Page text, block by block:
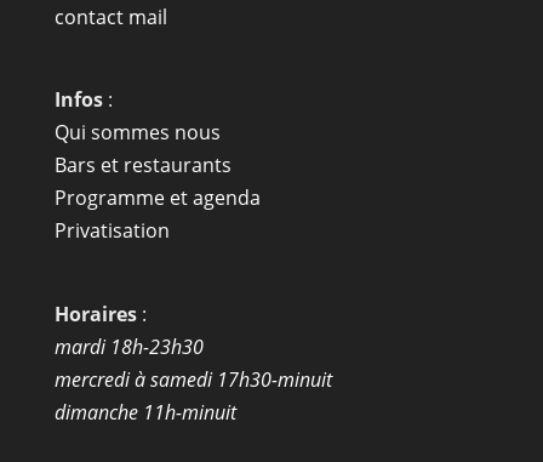
contact mail
Infos:
Qui sommes nous
Bars et restaurants
Programme et agenda
Privatisation
Horaires:
mardi 18h-23h30
mercredi à samedi 17h30-minuit
dimanche 11h-minuit